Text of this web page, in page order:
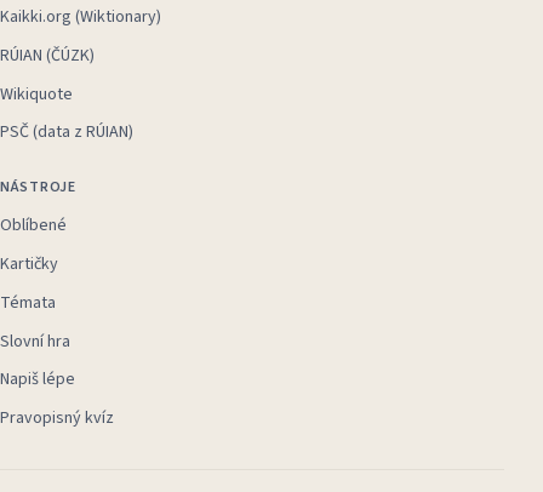
Kaikki.org (Wiktionary)
RÚIAN (ČÚZK)
Wikiquote
PSČ (data z RÚIAN)
NÁSTROJE
Oblíbené
Kartičky
Témata
Slovní hra
Napiš lépe
Pravopisný kvíz